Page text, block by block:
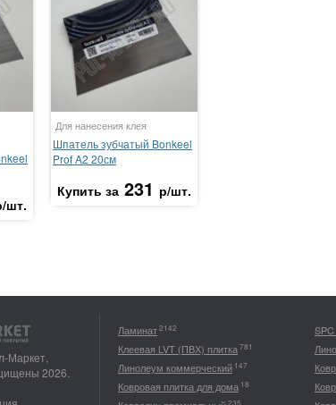
шт.
Для нанесения клея
Шпатель зубчатый Bonkeel
Prof A2 20см
Купить за 231 р/шт.
Маркет,
2026.
Ламинат2142
Клеевая LVT (ПВХ) плитка781
Линолеум коммерческий 147
Ковровая плитка для дома 18
235